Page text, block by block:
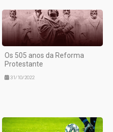
Os 505 anos da Reforma
Protestante
31/10/2022